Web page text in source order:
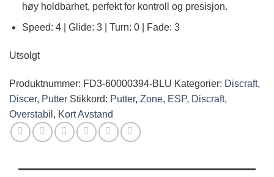
høy holdbarhet, perfekt for kontroll og presisjon.
Speed: 4 | Glide: 3 | Turn: 0 | Fade: 3
Utsolgt
Produktnummer: FD3-60000394-BLU Kategorier: Discraft,
Discer, Putter Stikkord: Putter, Zone, ESP, Discraft,
Overstabil , Kort Avstand